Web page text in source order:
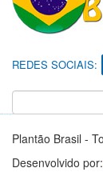
REDES SOCIAIS:
Plantão Brasil -
Desenvolvido por: